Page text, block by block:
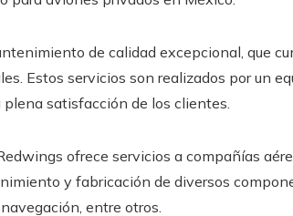
de calidad excepcional, que
Estos servicios son realizados por un
satisfacción de los clientes.
ofrece servicios a compañías
y fabricación de diversos
entre otros.